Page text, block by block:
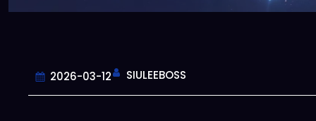
2026-03-12 SIULEEBOSS